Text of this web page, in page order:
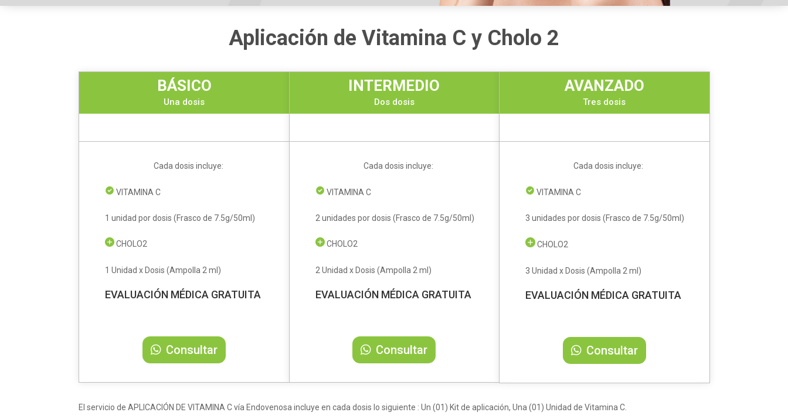
Aplicación de Vitamina C y Cholo 2
BÁSICO
Una dosis
Cada dosis incluye:
VITAMINA C
1 unidad por dosis (Frasco de 7.5g/50ml)
CHOLO2
1 Unidad x Dosis (Ampolla 2 ml)
EVALUACIÓN MÉDICA GRATUITA
Consultar
INTERMEDIO
Dos dosis
Cada dosis incluye:
VITAMINA C
2 unidades por dosis (Frasco de 7.5g/50ml)
CHOLO2
2 Unidad x Dosis (Ampolla 2 ml)
EVALUACIÓN MÉDICA GRATUITA
Consultar
AVANZADO
Tres dosis
Cada dosis incluye:
VITAMINA C
3 unidades por dosis (Frasco de 7.5g/50ml)
CHOLO2
3 Unidad x Dosis (Ampolla 2 ml)
EVALUACIÓN MÉDICA GRATUITA
Consultar
El servicio de APLICACIÓN DE VITAMINA C vía Endovenosa incluye en cada dosis lo siguiente : Un (01) Kit de aplicación, Una (01) Unidad de Vitamina C.